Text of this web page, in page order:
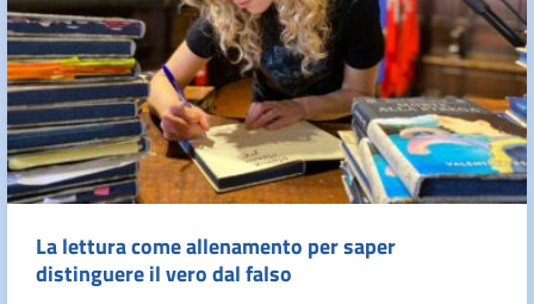
La lettura come allenamento per saper
distinguere il vero dal falso